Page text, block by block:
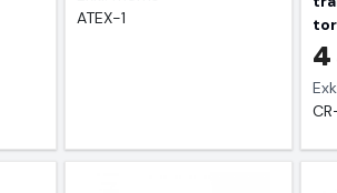
ATEX-1
4